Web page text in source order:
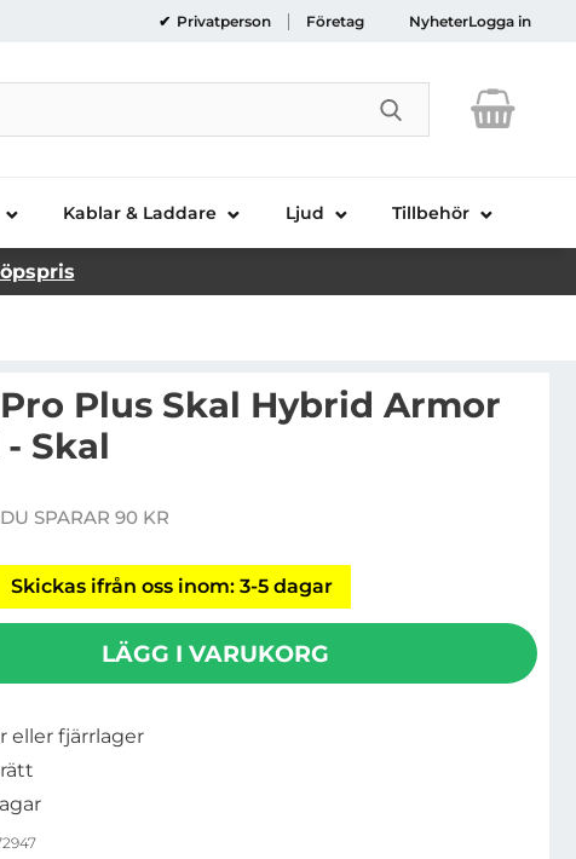
Privatperson Företag NyheterLogga in
Genomför
Kablar & Laddare Ljud Tillbehör
Plus Skal Hybrid Armor
Skal
pris
DU SPARAR 90 KR
Skickas ifrån oss inom: 3-5 dagar
LÄGG I VARUKORG
eller fjärrlager